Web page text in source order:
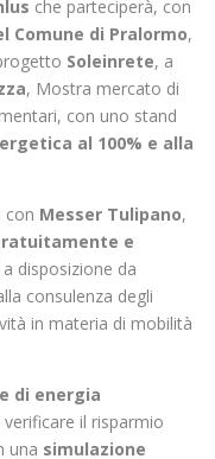
che parteciperà, con
Comune di Pralormo,
Soleinrete, a
, Mostra mercato di
con uno stand
al 100% e alla
con Messer Tulipano,
e
disposizione da
consulenza degli
in materia di mobilità
di energia
il risparmio
una simulazione